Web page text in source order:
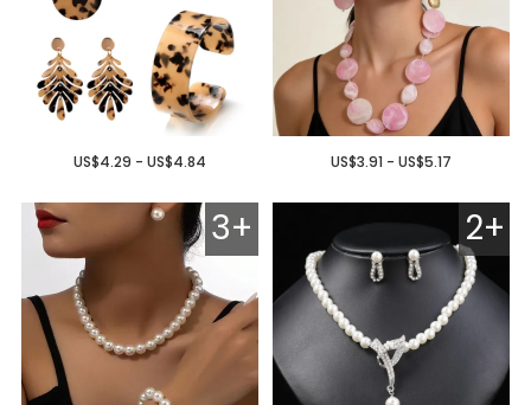
US$4.29 - US$4.84 US$3.91 - US$5.17
3+ 2+